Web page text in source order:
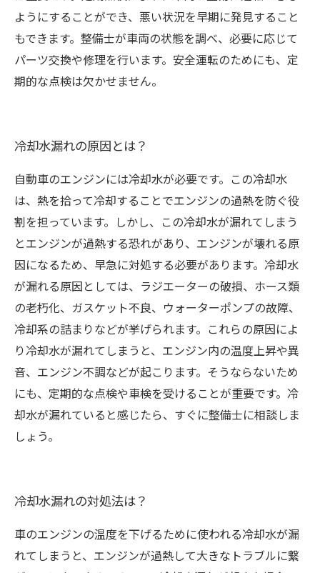
ようにすることができ、悪い状況を早期に発見すること
もできます。整備士が車両の状態を調べ、必要に応じて
パーツ交換や修理を行います。安全運転のためにも、定
期的な点検は欠かせません。
冷却水漏れの原因とは？
自動車のエンジンには冷却水が必要です。この冷却水
は、熱を拾って冷却することでエンジンの過熱を防ぐ役
割を担っています。しかし、この冷却水が漏れてしまう
とエンジンが過熱する恐れがあり、エンジンが壊れる原
因になるため、早急に対処する必要があります。冷却水
が漏れる原因としては、ラジエーターの破損、ホース類
の老朽化、ガスケット不良、ウォーターポンプの故障、
冷却系の詰まりなどが挙げられます。これらの原因によ
り冷却水が漏れてしまうと、エンジン内の温度上昇や異
音、エンジン不調などが起こります。そうならないため
にも、定期的な点検や車検を受けることが重要です。冷
却水が漏れていると感じたら、すぐに整備士に相談しま
しょう。
冷却水漏れの対処法は？
車のエンジンの温度を下げるために使われる冷却水が漏
れてしまうと、エンジンが過熱して大きなトラブルに繋